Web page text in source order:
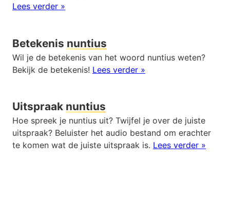
Lees verder »
Betekenis nuntius
Wil je de betekenis van het woord nuntius weten?
Bekijk de betekenis! Lees verder »
Uitspraak nuntius
Hoe spreek je nuntius uit? Twijfel je over de juiste
uitspraak? Beluister het audio bestand om erachter
te komen wat de juiste uitspraak is. Lees verder »